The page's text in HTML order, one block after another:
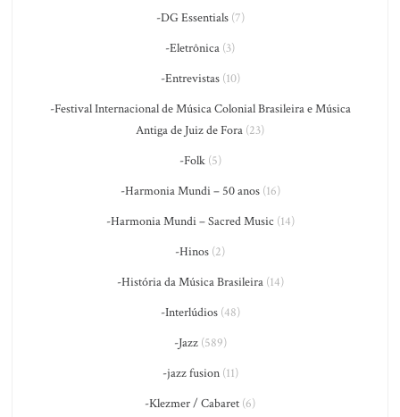
-DG Essentials(7)
-Eletrônica (3)
-Entrevistas(10)
-Festival Internacional de Música Colonial Brasileira e Música
Antiga de Juiz de Fora (23)
-Folk(5)
-Harmonia Mundi – 50 anos(16)
-Harmonia Mundi – Sacred Music (14)
-Hinos (2)
-História da Música Brasileira(14)
-Interlúdios(48)
-Jazz(589)
-jazz fusion(11)
-Klezmer / Cabaret (6)